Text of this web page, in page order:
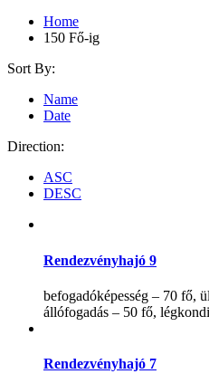
Home
150 Fő-ig
Sort By:
Name
Date
Direction:
ASC
DESC
Rendezvényhajó 9
befogadóképesség – 70 fő,
állófogadás – 50 fő,
Rendezvényhajó 7